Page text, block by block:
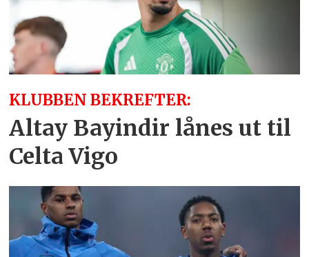
KLUBBEN BEKREFTER:
Altay Bayindir lånes ut til
Celta Vigo